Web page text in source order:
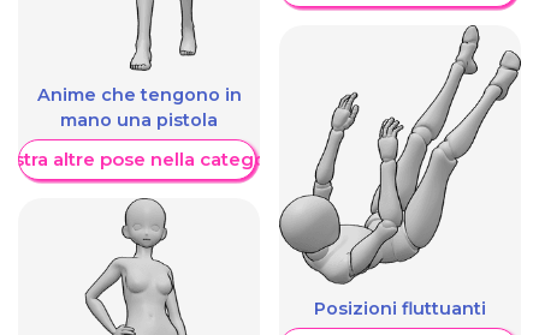
Anime che tengono in
mano una pistola
altre pose nella categoria
Posizioni fluttuanti